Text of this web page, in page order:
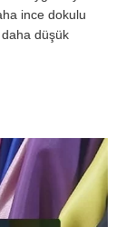
ince dokulu
düşük